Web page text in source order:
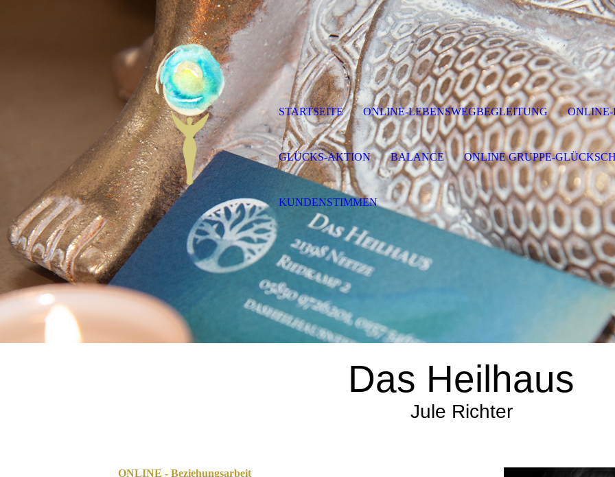
Das Heilhaus
Jule Richter
ONLINE - Beziehungsarbeit
STARTSEITE ONLINE-LEBENSWEGBEGLEITUNG
GLÜCKS-AKTION BALANCE ONLINE GRUPPE-
KUNDENSTIMMEN